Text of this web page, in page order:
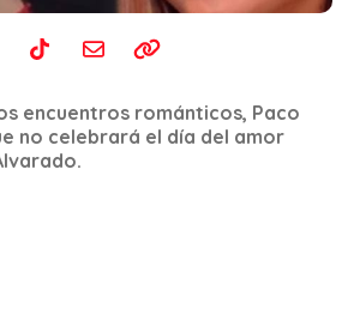
encuentros románticos, Paco
no celebrará el día del amor